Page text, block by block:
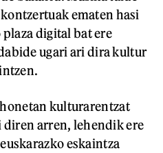
ematen hasi
digital bat ere
ugari ari dira kultur
kulturarentzat
arren, lehendik ere
eskaintza